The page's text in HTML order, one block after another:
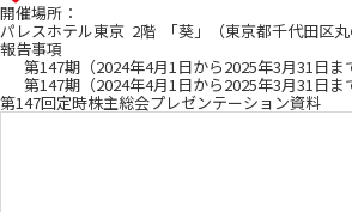
開催場所：
パレスホテル東京 2階 「葵」（東京都千代田区丸
報告事項
第147期（2024年4月1日から2025年3月31日
第147期（2024年4月1日から2025年3月31日
第147回定時株主総会プレゼンテーション資料